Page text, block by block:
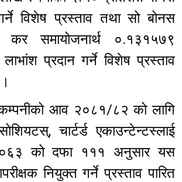
विशेष प्रस्ताव तथा सो बोनस
कर समायोजनार्थ ०.१३१५७९
प्रदान गर्ने विशेष प्रस्ताव
कम्पनीको आव २०८१/८२ को लागि
चार्टर्ड एकाउन्टेन्टस्लाई
को दफा १११ अनुसार यस
नियुक्त गर्ने प्रस्ताव पारित